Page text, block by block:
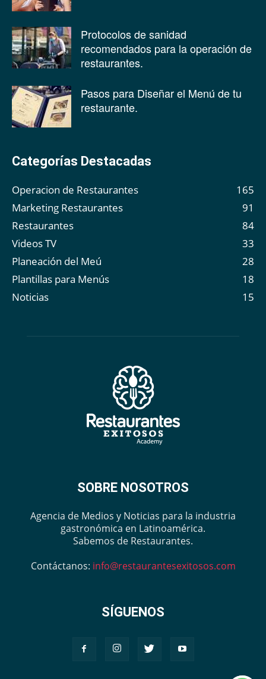
Protocolos de sanidad
recomendados para la operación de
restaurantes.
Pasos para Diseñar el Menú de tu
restaurante.
Categorías Destacadas
Operacion de Restaurantes
165
Marketing Restaurantes
91
Restaurantes
84
Videos TV
33
Planeación del Meú
28
Plantillas para Menús
18
Noticias
15
SOBRE NOSOTROS
Agencia de Medios y Noticias para la industria
gastronómica en Latinoamérica.
Sabemos de Restaurantes.
Contáctanos: info@restaurantesexitosos.com
SÍGUENOS